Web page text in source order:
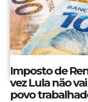
Imposto de
vez Lula não
povo